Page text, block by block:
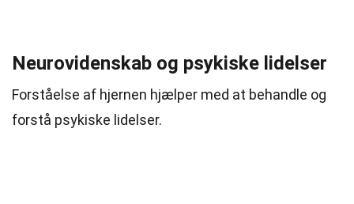
Neurovidenskab og psykiske lidelser
Forståelse af hjernen hjælper med at behandle og
forstå psykiske lidelser.